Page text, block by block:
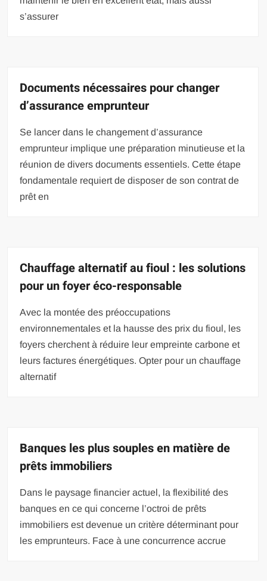
s’assurer
Documents nécessaires pour changer
d’assurance emprunteur
Se lancer dans le changement d’assurance
emprunteur implique une préparation minutieuse et la
réunion de divers documents essentiels. Cette étape
fondamentale requiert de disposer de son contrat de
prêt en
Chauffage alternatif au fioul : les solutions
pour un foyer éco-responsable
Avec la montée des préoccupations
environnementales et la hausse des prix du fioul, les
foyers cherchent à réduire leur empreinte carbone et
leurs factures énergétiques. Opter pour un chauffage
alternatif
Banques les plus souples en matière de
prêts immobiliers
Dans le paysage financier actuel, la flexibilité des
banques en ce qui concerne l’octroi de prêts
immobiliers est devenue un critère déterminant pour
les emprunteurs. Face à une concurrence accrue